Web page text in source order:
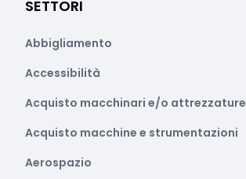
SETTORI
Abbigliamento
Accessibilità
Acquisto macchinari e/o attrezzature
Acquisto macchine e strumentazioni
Aerospazio